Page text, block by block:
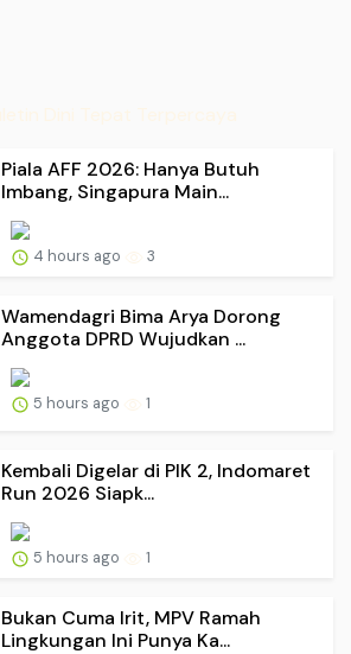
Piala AFF 2026: Hanya Butuh
Imbang, Singapura Main...
4 hours ago 3
Wamendagri Bima Arya Dorong
Anggota DPRD Wujudkan ...
5 hours ago 1
Kembali Digelar di PIK 2, Indomaret
Run 2026 Siapk...
5 hours ago 1
Bukan Cuma Irit, MPV Ramah
Lingkungan Ini Punya Ka...